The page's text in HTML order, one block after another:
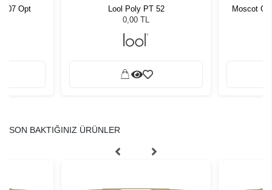
Opt
Lool Poly PT 52
0,00 TL
Moscot
SON BAKTIĞINIZ ÜRÜNLER